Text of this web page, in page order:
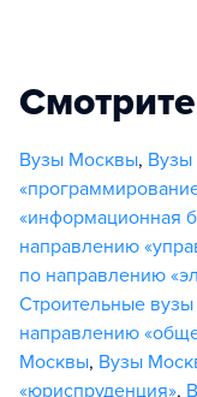
Вузы Москвы,
«информационная
направлению
по направлению
Строительные
направлению
Москвы, Вузы
«юриспруденция»,